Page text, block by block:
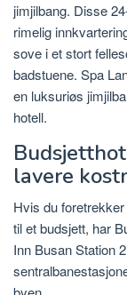
jimjilbang. Disse
rimelig
sove i et stort
badstuene. Spa
en luksuriøs
hotell.
lavere
Hvis du
til et budsjett, har
Inn Busan Station